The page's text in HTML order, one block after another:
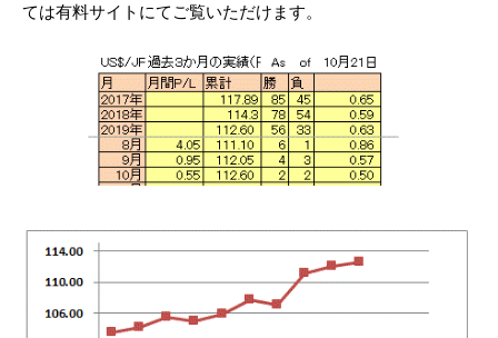
ては有料サイトにてご覧いただけます。